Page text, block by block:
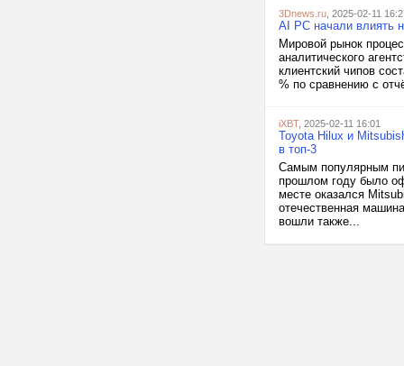
3Dnews.ru , 2025-02-11
AI PC начали влиять
Мировой рынок
аналитического
клиентский чипов
% по сравнению с
iXBT, 2025-02-11 16:01
Toyota Hilux и
в топ-3
Самым популярным
прошлом году было
месте оказался
отечественная
вошли также...